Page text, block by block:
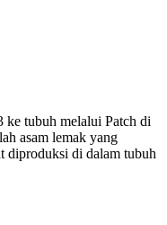
tubuh melalui Patch di
asam lemak yang
diproduksi di dalam tubuh